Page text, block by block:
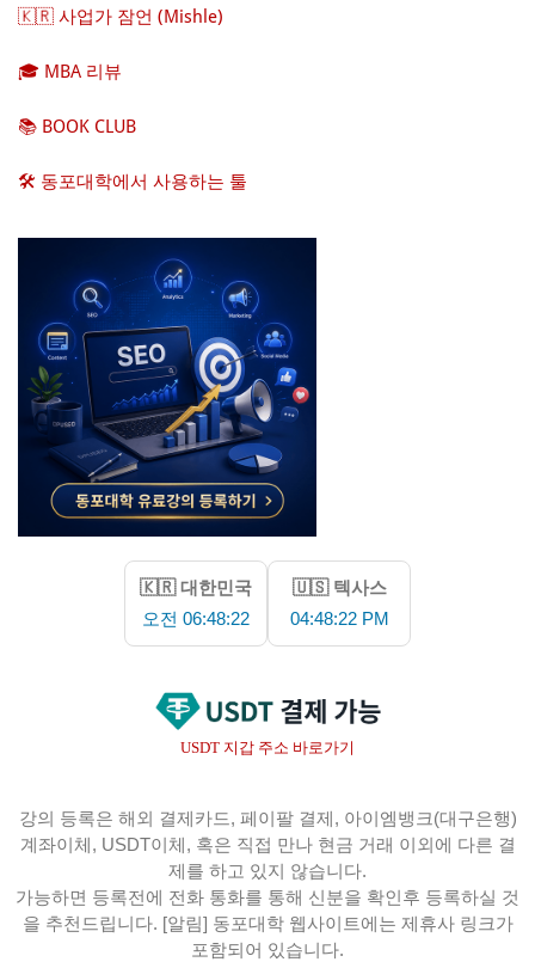
🇰🇷 사업가 잠언 (Mishle)
🎓 MBA 리뷰
📚 BOOK CLUB
🛠️ 동포대학에서 사용하는 툴
🇰🇷 대한민국
오전 06:48:23
🇺🇸 텍사스
04:48:23 PM
USDT 지갑 주소 바로가기
강의 등록은 해외 결제카드, 페이팔 결제, 아이엠뱅크(대구은행)
계좌이체, USDT이체, 혹은 직접 만나 현금 거래 이외에 다른 결
제를 하고 있지 않습니다.
가능하면 등록전에 전화 통화를 통해 신분을 확인후 등록하실 것
을 추천드립니다. [알림] 동포대학 웹사이트에는 제휴사 링크가
포함되어 있습니다.